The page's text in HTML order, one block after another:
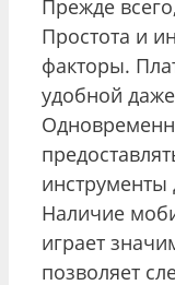
Прежде
Простота и
факторы.
удобной
Наличие
играет
позволяет